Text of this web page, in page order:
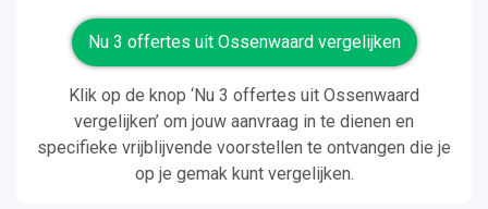
Nu 3 offertes uit Ossenwaard vergelijken
Klik op de knop ‘Nu 3 offertes uit Ossenwaard
vergelijken’ om jouw aanvraag in te dienen en
specifieke vrijblijvende voorstellen te ontvangen die je
op je gemak kunt vergelijken.